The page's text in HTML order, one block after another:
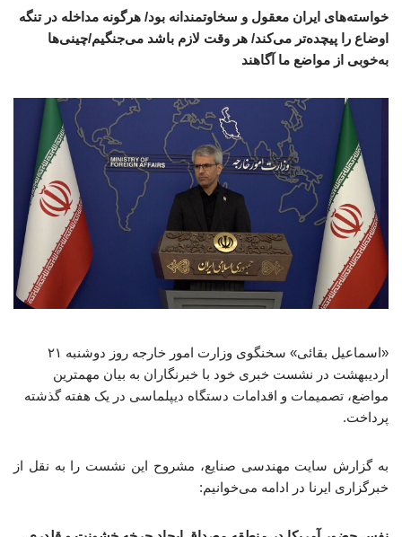
خواسته‌های ایران معقول و سخاوتمندانه بود/ هرگونه مداخله در تنگه
اوضاع را پیچده‌تر می‌کند/ هر وقت لازم باشد می‌جنگیم/چینی‌ها
به‌خوبی از مواضع ما آگاهند
«اسماعیل بقائی» سخنگوی وزارت امور خارجه روز دوشنبه ۲۱
اردیبهشت در نشست خبری خود با خبرنگاران به بیان مهمترین
مواضع، تصمیمات و اقدامات دستگاه دیپلماسی در یک هفته گذشته
پرداخت.
به گزارش سایت مهندسی صنایع، مشروح این نشست را به نقل از
خبرگزاری ایرنا در ادامه می‌خوانیم: